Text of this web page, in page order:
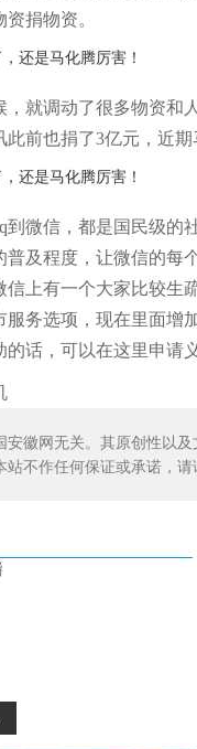
捐物资。
就调动了很多物资
前也捐了3亿元，近
到微信，都是国民级
及程度，让微信的
上有一个大家比较
务选项，现在里面
话，可以在这里申请
安徽网无关。其原创性以
不作任何保证或承诺，